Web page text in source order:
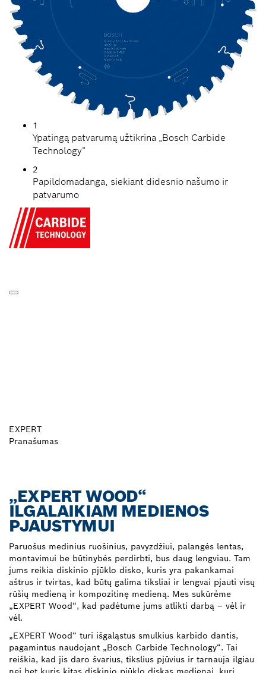
1
Ypatingą patvarumą užtikrina „Bosch Carbide
Technology“
2
Papildomadanga, siekiant didesnio našumo ir
patvarumo
EXPERT
Pranašumas
„EXPERT WOOD“
ILGALAIKIAM MEDIENOS
PJAUSTYMUI
Paruošus medinius ruošinius, pavyzdžiui, palangės lentas,
montavimui be būtinybės perdirbti, bus daug lengviau. Tam
jums reikia diskinio pjūklo disko, kuris yra pakankamai
aštrus ir tvirtas, kad būtų galima tiksliai ir lengvai pjauti visų
rūšių medieną ir kompozitinę medieną. Mes sukūrėme
„EXPERT Wood“, kad padėtume jums atlikti darbą – vėl ir
vėl.
„EXPERT Wood“ turi išgaląstus smulkius karbido dantis,
pagamintus naudojant „Bosch Carbide Technology“. Tai
reiškia, kad jis daro švarius, tikslius pjūvius ir tarnauja ilgiau